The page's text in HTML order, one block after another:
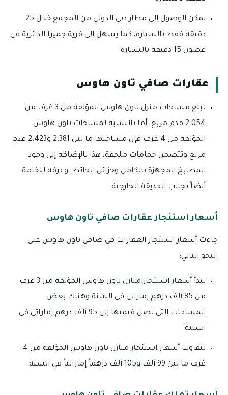
يمكن الوصول إلى مطار دبي الدولي من المجمع خلال 25
دقيقة فقط بالسيارة، كما يسهل إلى قرية جميرا الدائرية في
غضون 15 دقيقة بالسيارة.
عقارات صافي تاون هاوس
تبلغ مساحات منزل تاون هاوس المؤلفة من 3 غرف من
2.054 قدم مربع، أما بالنسبة لمساحات تاون هاوس
المؤلفة من 4 غرف فإن مساحتها ما بين 2.381 و2.423 قدم
مربع وتتضمن حمامات ملحقة، هذا بالإضافة إلى وجود
المطابخ المجهزة بالكامل وخزائن الحائط، وغرفة للخامة
أيضاً بجانب الحديقة الخارجية.
أسعار استئجار عقارات صافي تاون هاوس
جاءت أسعار استئجار العقارات في صافي تاون هاوس على
النحو التالي:
تبدأ أسعار استئجار منازل تاون هاوس المؤلفة من 3 غرف
من 85 ألف درهم إماراتي في السنة وهناك بعض
المساحات التي تصل قيمتها إلى 95 ألف درهم إماراتي في
السنة.
تتفاوت أسعار استئجار منازل تاون هاوس المؤلفة من 4
غرف ما بين 99 ألف و105 ألف درهماً إماراتياً في السنة.